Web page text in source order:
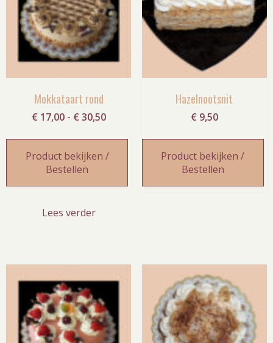
Mokkataart rond
€ 17,00 - € 30,50Prijsklasse:
tot
€ 30,50
Product bekijken /
Bestellen
Lees verder
Hazelnootsnit
€ 9,50
Product bekijken /
Bestellen